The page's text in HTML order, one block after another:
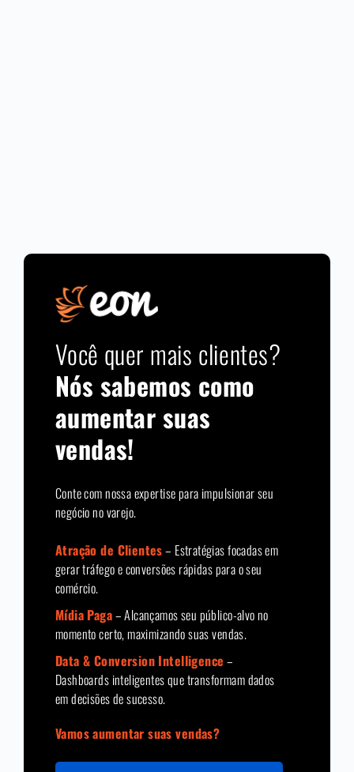
Você quer mais clientes?
Nós sabemos como
aumentar suas
vendas!
Conte com nossa expertise para impulsionar seu
negócio no varejo.
Atração de Clientes– Estratégias focadas em
gerar tráfego e conversões rápidas para o seu
comércio.
Mídia Paga– Alcançamos seu público-alvo no
momento certo, maximizando suas vendas.
Data & Conversion Intelligence –
Dashboards inteligentes que transformam dados
em decisões de sucesso.
Vamos aumentar suas vendas?